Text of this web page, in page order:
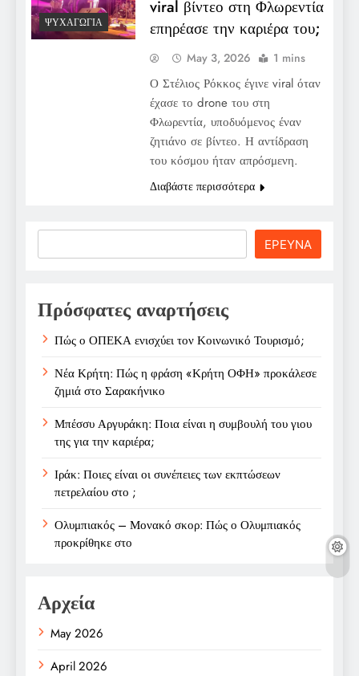
ΨΥΧΑΓΩΓΊΑ
viral βίντεο στη Φλωρεντία
επηρέασε την καριέρα του;
May 3, 2026 1 mins
Ο Στέλιος Ρόκκος έγινε viral όταν
έχασε το drone του στη
Φλωρεντία, υποδυόμενος έναν
ζητιάνο σε βίντεο. Η αντίδραση
του κόσμου ήταν απρόσμενη.
Διαβάστε περισσότερα
ΕΡΕΥΝΑ
Πρόσφατες αναρτήσεις
Πώς ο ΟΠΕΚΑ ενισχύει τον Κοινωνικό Τουρισμό;
Νέα Κρήτη: Πώς η φράση «Κρήτη ΟΦΗ» προκάλεσε
ζημιά στο Σαρακήνικο
Μπέσσυ Αργυράκη: Ποια είναι η συμβουλή του γιου
της για την καριέρα;
Ιράκ: Ποιες είναι οι συνέπειες των εκπτώσεων
πετρελαίου στο ;
Ολυμπιακός – Μονακό σκορ: Πώς ο Ολυμπιακός
προκρίθηκε στο
Αρχεία
May 2026
April 2026